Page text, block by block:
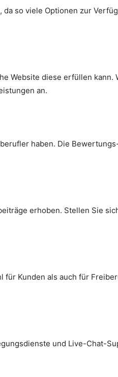
so viele Optionen zur
Website diese erfüllen kann.
an.
haben. Die
erhoben. Stellen Sie
für Kunden als auch für
und Live-Chat-